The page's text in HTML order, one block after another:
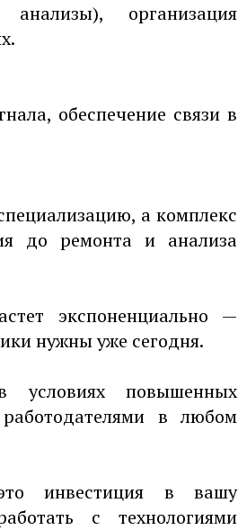
организация
обеспечение связи в
а комплекс
до ремонта и анализа
экспоненциально —
нужны уже сегодня.
условиях повышенных
в любом
инвестиция в вашу
с технологиями